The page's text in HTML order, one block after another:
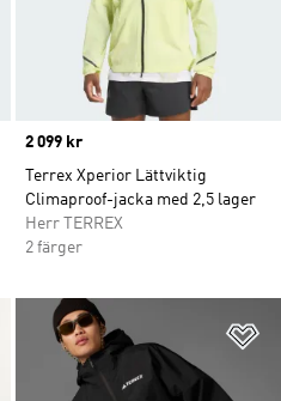
Price
2 099 kr
Terrex Xperior Lättviktig
Climaproof-jacka med 2,5 lager
Herr TERREX
2 färger
Lägg till på önskelistan